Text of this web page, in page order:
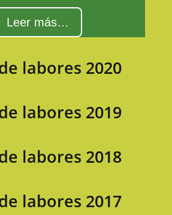
Leer más…
labores 2020
labores 2019
labores 2018
labores 2017